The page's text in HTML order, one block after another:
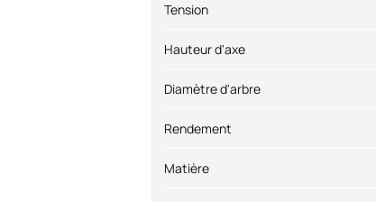
Tension
Hauteur d'axe
Diamètre d'arbre
Rendement
Matière